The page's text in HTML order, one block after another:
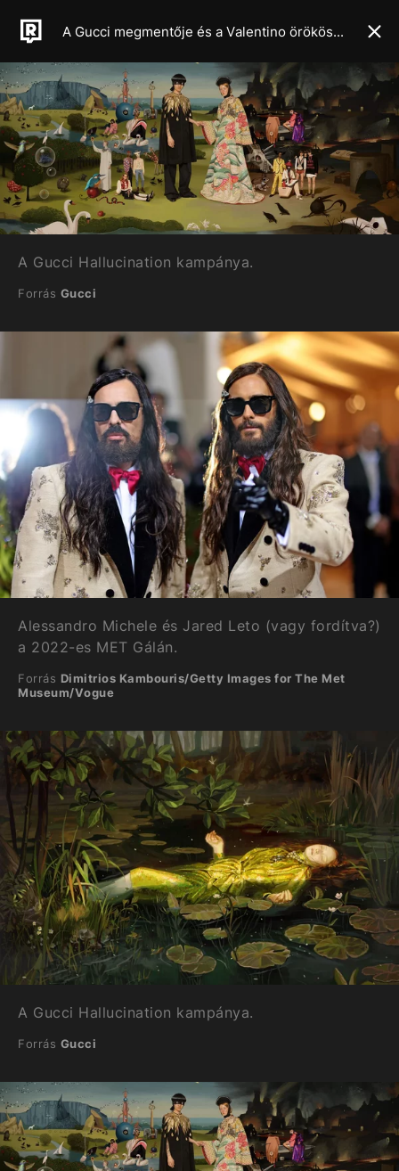
A Gucci megmentője és a Valentino örököse: bemutatjuk Alessandro Michele forradalmi éveinek eddigi legimpozánsabb munkáit
A Gucci Hallucination kampánya.
Forrás Gucci
Alessandro Michele és Jared Leto (vagy fordítva?)
a 2022-es MET Gálán.
Forrás Dimitrios Kambouris/Getty Images for The Met
Museum/Vogue
A Gucci Hallucination kampánya.
Forrás Gucci